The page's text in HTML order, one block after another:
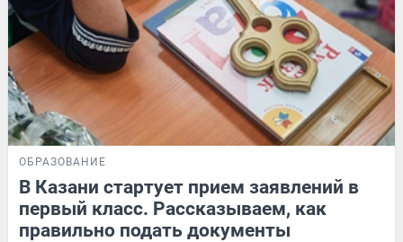
ОБРАЗОВАНИЕ
В Казани стартует прием заявлений в
первый класс. Рассказываем, как
правильно подать документы